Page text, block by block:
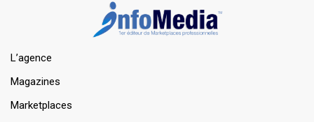
L’agence
Magazines
Marketplaces